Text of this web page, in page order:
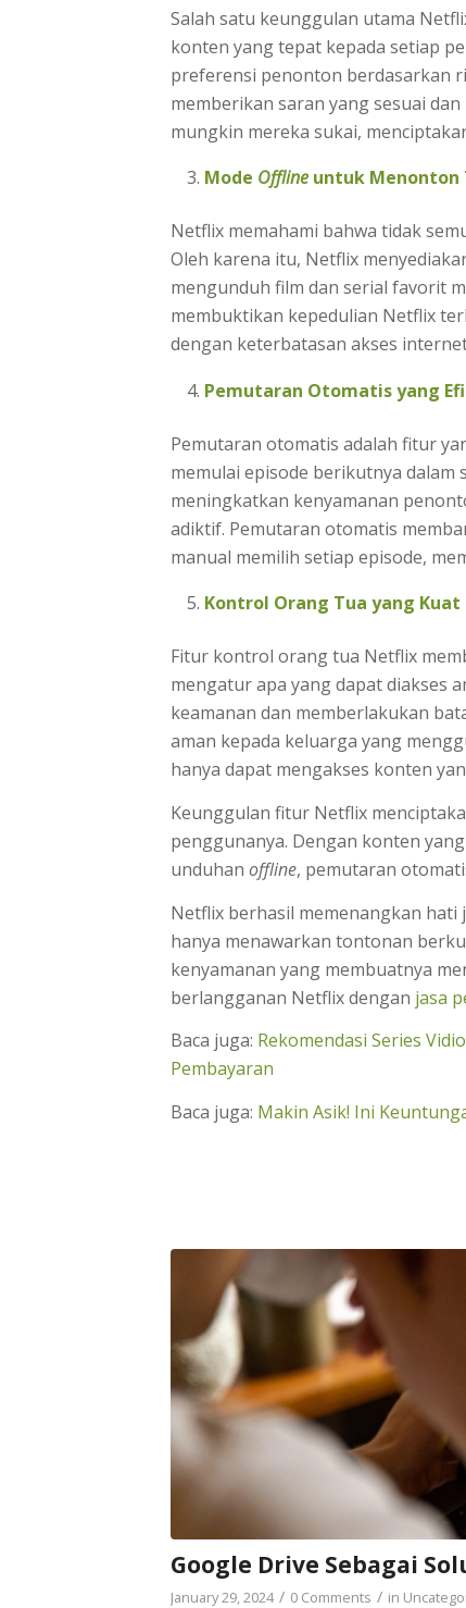
Salah satu keunggulan utama
konten yang tepat kepada setiap
preferensi penonton berdasarkan
memberikan saran yang sesuai
mungkin mereka sukai,
Mode Offline untuk Menonton
Netflix memahami bahwa tidak
Oleh karena itu, Netflix
mengunduh film dan serial favorit
membuktikan kepedulian Netflix
dengan keterbatasan akses
Pemutaran Otomatis yang
Pemutaran otomatis adalah fitur
memulai episode berikutnya
meningkatkan kenyamanan
adiktif. Pemutaran otomatis
manual memilih setiap episode,
Kontrol Orang Tua yang Kuat
Fitur kontrol orang tua Netflix
mengatur apa yang dapat diakses
keamanan dan memberlakukan
aman kepada keluarga yang
hanya dapat mengakses konten
Keunggulan fitur Netflix
penggunanya. Dengan konten
unduhan offline, pemutaran
Netflix berhasil memenangkan
hanya menawarkan tontonan
kenyamanan yang membuatnya
berlangganan Netflix dengan jasa
Baca juga: Rekomendasi Series
Pembayaran
Baca juga: Makin Asik! Ini
Google Drive Sebagai
January 29, 2024 / 0 Comments / in